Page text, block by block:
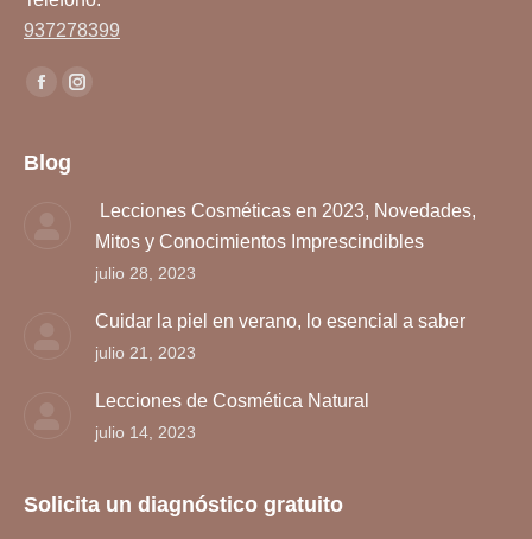
937278399
Encuéntranos en:
Facebook
opens
window
Instagram
new
window
Blog
Lecciones Cosméticas en 2023, Novedades,
Mitos y Conocimientos Imprescindibles
julio 28, 2023
Cuidar la piel en verano, lo esencial a saber
julio 21, 2023
Lecciones de Cosmética Natural
julio 14, 2023
Solicita un diagnóstico gratuito